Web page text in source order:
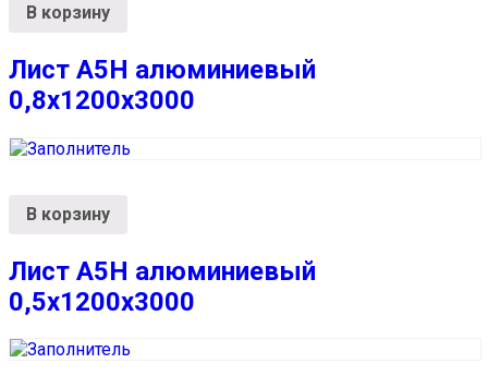
В корзину
Лист А5Н алюминиевый
0,8х1200х3000
В корзину
Лист А5Н алюминиевый
0,5х1200х3000